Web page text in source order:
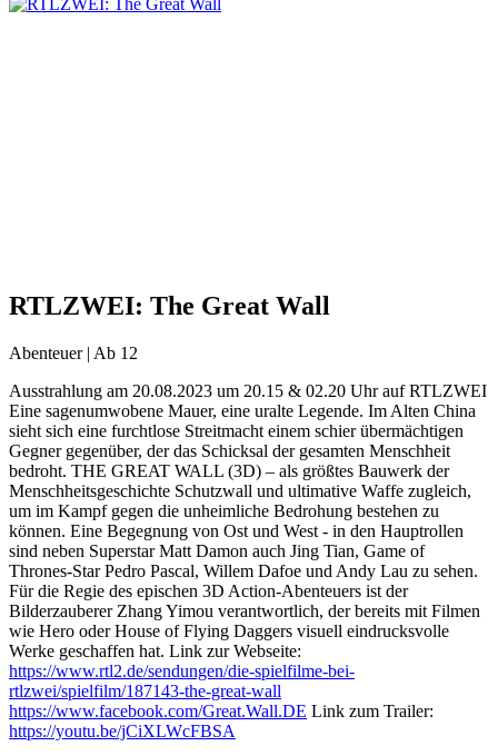
RTLZWEI: The Great Wall
Abenteuer | Ab 12
Ausstrahlung am 20.08.2023 um 20.15 & 02.20 Uhr auf RTLZWEI
Eine sagenumwobene Mauer, eine uralte Legende. Im Alten China
sieht sich eine furchtlose Streitmacht einem schier übermächtigen
Gegner gegenüber, der das Schicksal der gesamten Menschheit
bedroht. THE GREAT WALL (3D) – als größtes Bauwerk der
Menschheitsgeschichte Schutzwall und ultimative Waffe zugleich,
um im Kampf gegen die unheimliche Bedrohung bestehen zu
können. Eine Begegnung von Ost und West - in den Hauptrollen
sind neben Superstar Matt Damon auch Jing Tian, Game of
Thrones-Star Pedro Pascal, Willem Dafoe und Andy Lau zu sehen.
Für die Regie des epischen 3D Action-Abenteuers ist der
Bilderzauberer Zhang Yimou verantwortlich, der bereits mit Filmen
wie Hero oder House of Flying Daggers visuell eindrucksvolle
Werke geschaffen hat. Link zur Webseite:
https://www.rtl2.de/sendungen/die-spielfilme-bei-
rtlzwei/spielfilm/187143-the-great-wall
https://www.facebook.com/Great.Wall.DE Link zum Trailer:
https://youtu.be/jCiXLWcFBSA